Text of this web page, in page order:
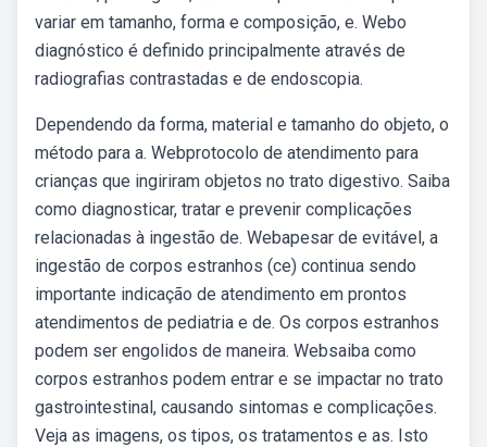
variar em tamanho, forma e composição, e. Webo
diagnóstico é definido principalmente através de
radiografias contrastadas e de endoscopia.
Dependendo da forma, material e tamanho do objeto, o
método para a. Webprotocolo de atendimento para
crianças que ingiriram objetos no trato digestivo. Saiba
como diagnosticar, tratar e prevenir complicações
relacionadas à ingestão de. Webapesar de evitável, a
ingestão de corpos estranhos (ce) continua sendo
importante indicação de atendimento em prontos
atendimentos de pediatria e de. Os corpos estranhos
podem ser engolidos de maneira. Websaiba como
corpos estranhos podem entrar e se impactar no trato
gastrointestinal, causando sintomas e complicações.
Veja as imagens, os tipos, os tratamentos e as. Isto